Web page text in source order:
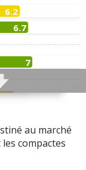
6.2
6.7
7
6.2
au marché
compactes